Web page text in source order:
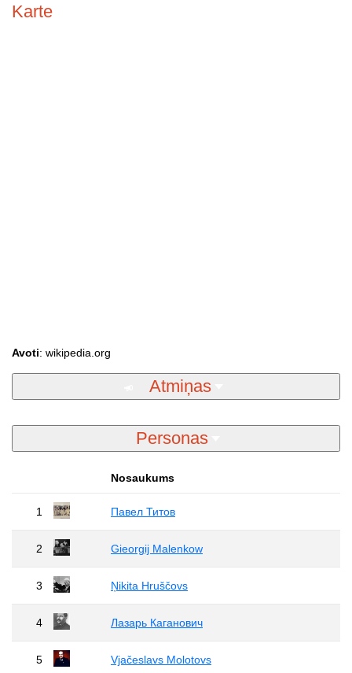
Karte
Avoti: wikipedia.org
Atmiņas
Personas
Nosaukums
1 Павел Титов
2 Gieorgij Malenkow
3 Ņikita Hruščovs
4 Лазарь Каганович
5 Vjačeslavs Molotovs